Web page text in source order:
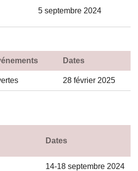
5 septembre 2024
Dates
28 février 2025
Dates
14-18 septembre 2024